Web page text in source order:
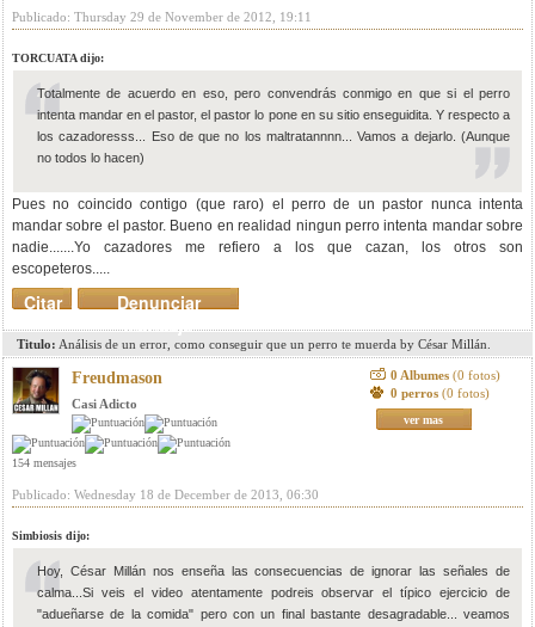
Publicado: Thursday 29 de November de 2012, 19:11
TORCUATA dijo:
Totalmente de acuerdo en eso, pero convendrás conmigo en que si el perro
intenta mandar en el pastor, el pastor lo pone en su sitio enseguidita. Y respecto a
los cazadoresss... Eso de que no los maltratannnn... Vamos a dejarlo. (Aunque
no todos lo hacen)
Pues no coincido contigo (que raro) el perro de un pastor nunca intenta
mandar sobre el pastor. Bueno en realidad ningun perro intenta mandar sobre
nadie.......Yo cazadores me refiero a los que cazan, los otros son
escopeteros.....
Denunciar
mensaje
Citar
Titulo: Análisis de un error, como conseguir que un perro te muerda by César Millán.
Freudmason
Casi Adicto
154 mensajes
0 Albumes (0 fotos)
0 perros (0 fotos)
ver mas
Publicado: Wednesday 18 de December de 2013, 06:30
Simbiosis dijo:
Hoy, César Millán nos enseña las consecuencias de ignorar las señales de
calma...Si veis el video atentamente podreis observar el típico ejercicio de
"adueñarse de la comida" pero con un final bastante desagradable... veamos